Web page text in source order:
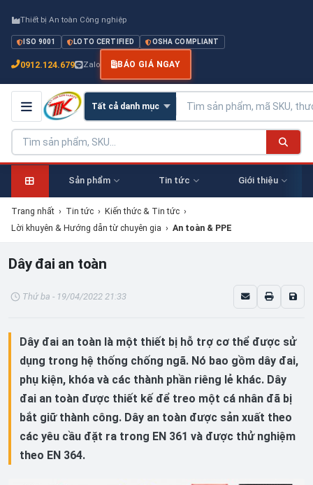
Thiết bị An toàn Công nghiệp
ISO 9001 LOTO CERTIFIED OSHA COMPLIANT
0912.124.679 Zalo BÁO GIÁ NGAY
Sản phẩm Tin tức Giới thiệu
Trang nhất › Tin tức › Kiến thức & Tin tức ›
Lời khuyên & Hướng dẫn từ chuyên gia › An toàn & PPE
Dây đai an toàn
Thứ ba - 19/04/2022 21:33
Dây đai an toàn là một thiết bị hỗ trợ cơ thể được sử
dụng trong hệ thống chống ngã. Nó bao gồm dây đai,
phụ kiện, khóa và các thành phần riêng lẻ khác. Dây
đai an toàn được thiết kế để treo một cá nhân đã bị
bắt giữ thành công. Dây an toàn được sản xuất theo
các yêu cầu đặt ra trong EN 361 và được thử nghiệm
theo EN 364.